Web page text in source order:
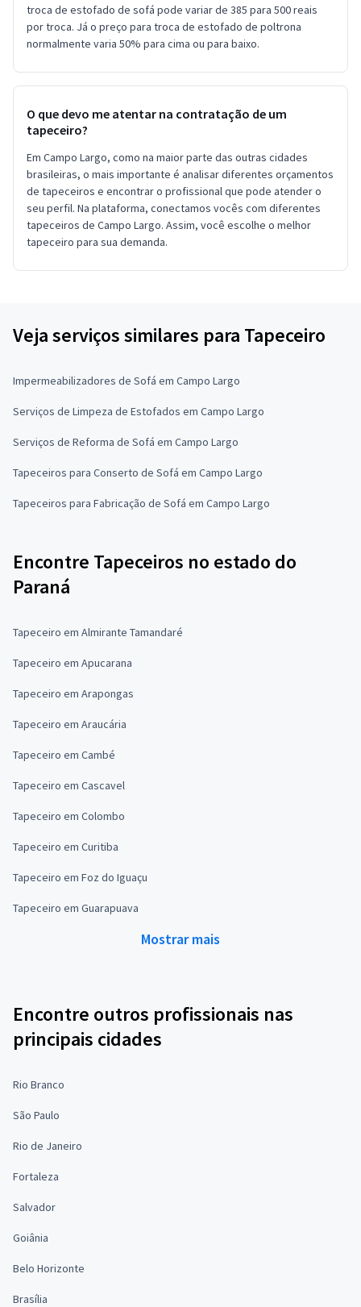
troca de estofado de sofá pode variar de 385 para 500 reais
por troca. Já o preço para troca de estofado de poltrona
normalmente varia 50% para cima ou para baixo.
O que devo me atentar na contratação de um
tapeceiro?
Em Campo Largo, como na maior parte das outras cidades
brasileiras, o mais importante é analisar diferentes orçamentos
de tapeceiros e encontrar o profissional que pode atender o
seu perfil. Na plataforma, conectamos vocês com diferentes
tapeceiros de Campo Largo. Assim, você escolhe o melhor
tapeceiro para sua demanda.
Veja serviços similares para Tapeceiro
Impermeabilizadores de Sofá em Campo Largo
Serviços de Limpeza de Estofados em Campo Largo
Serviços de Reforma de Sofá em Campo Largo
Tapeceiros para Conserto de Sofá em Campo Largo
Tapeceiros para Fabricação de Sofá em Campo Largo
Encontre Tapeceiros no estado do
Paraná
Tapeceiro em Almirante Tamandaré
Tapeceiro em Apucarana
Tapeceiro em Arapongas
Tapeceiro em Araucária
Tapeceiro em Cambé
Tapeceiro em Cascavel
Tapeceiro em Colombo
Tapeceiro em Curitiba
Tapeceiro em Foz do Iguaçu
Tapeceiro em Guarapuava
Mostrar mais
Encontre outros profissionais nas
principais cidades
Rio Branco
São Paulo
Rio de Janeiro
Fortaleza
Salvador
Goiânia
Belo Horizonte
Brasília